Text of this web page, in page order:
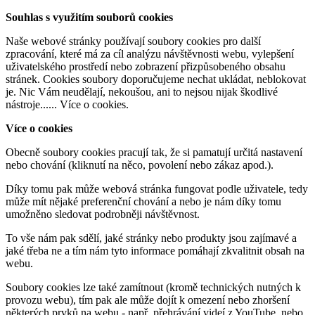
Souhlas s využitím souborů cookies
Naše webové stránky používají soubory cookies pro další
zpracování, které má za cíl analýzu návštěvnosti webu, vylepšení
uživatelského prostředí nebo zobrazení přizpůsobeného obsahu
stránek. Cookies soubory doporučujeme nechat ukládat, neblokovat
je. Nic Vám neudělají, nekoušou, ani to nejsou nijak škodlivé
nástroje...... Více o cookies.
Více o cookies
Obecně soubory cookies pracují tak, že si pamatují určitá nastavení
nebo chování (kliknutí na něco, povolení nebo zákaz apod.).
Díky tomu pak může webová stránka fungovat podle uživatele, tedy
může mít nějaké preferenční chování a nebo je nám díky tomu
umožněno sledovat podrobněji návštěvnost.
To vše nám pak sdělí, jaké stránky nebo produkty jsou zajímavé a
jaké třeba ne a tím nám tyto informace pomáhají zkvalitnit obsah na
webu.
Soubory cookies lze také zamítnout (kromě technických nutných k
provozu webu), tím pak ale může dojít k omezení nebo zhoršení
některých prvků na webu - např. přehrávání videí z YouTube, nebo